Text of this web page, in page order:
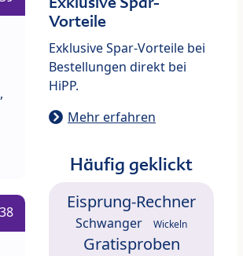
Vorteile
Exklusive Spar-Vorteile bei
Bestellungen direkt bei
HiPP.
Mehr erfahren
Häufig geklickt
Eisprung-Rechner
Schwanger Wickeln
Gratisproben